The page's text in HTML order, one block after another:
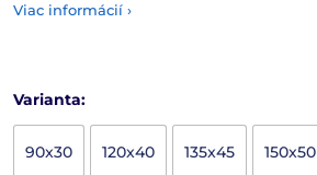
Viac informácií ›
Varianta:
90x30 120x40 135x45 150x50